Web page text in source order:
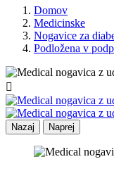
Domov
Medicinske
Nogavice za
Podložena v

Nazaj Naprej